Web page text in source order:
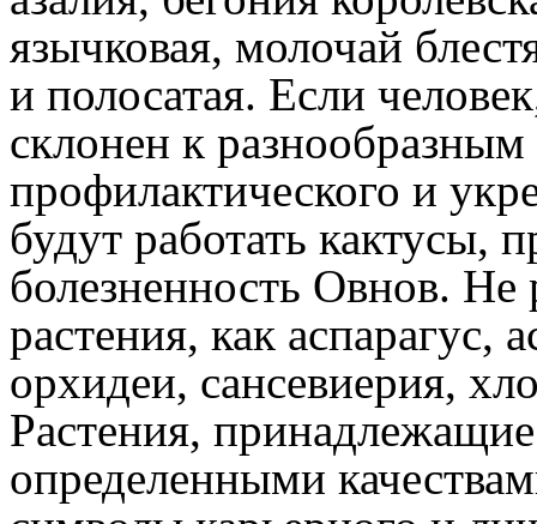
язычковая, молочай
и полосатая. Если
склонен к разнообразным
профилактического и
будут работать кактусы,
болезненность Овнов. Не
растения, как аспарагус,
орхидеи, сансевиерия,
Растения,
определенными